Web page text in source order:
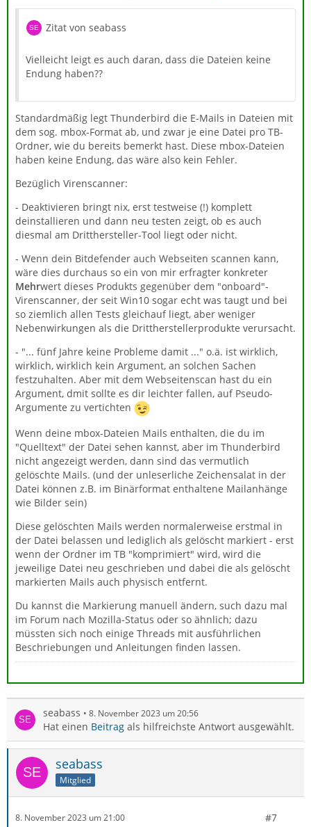
Zitat von seabass
Vielleicht leigt es auch daran, dass die Dateien keine
Endung haben??
Standardmäßig legt Thunderbird die E-Mails in Dateien mit
dem sog. mbox-Format ab, und zwar je eine Datei pro TB-
Ordner, wie du bereits bemerkt hast. Diese mbox-Dateien
haben keine Endung, das wäre also kein Fehler.
Bezüglich Virenscanner:
- Deaktivieren bringt nix, erst testweise (!) komplett
deinstallieren und dann neu testen zeigt, ob es auch
diesmal am Dritthersteller-Tool liegt oder nicht.
- Wenn dein Bitdefender auch Webseiten scannen kann,
wäre dies durchaus so ein von mir erfragter konkreter
Mehrwert dieses Produkts gegenüber dem "onboard"-
Virenscanner, der seit Win10 sogar echt was taugt und bei
so ziemlich allen Tests gleichauf liegt, aber weniger
Nebenwirkungen als die Drittherstellerprodukte verursacht.
- "... fünf Jahre keine Probleme damit ..." o.ä. ist wirklich,
wirklich, wirklich kein Argument, an solchen Sachen
festzuhalten. Aber mit dem Webseitenscan hast du ein
Argument, dmit sollte es dir leichter fallen, auf Pseudo-
Argumente zu vertichten
Wenn deine mbox-Dateien Mails enthalten, die du im
"Quelltext" der Datei sehen kannst, aber im Thunderbird
nicht angezeigt werden, dann sind das vermutlich
gelöschte Mails. (und der unleserliche Zeichensalat in der
Datei können z.B. im Binärformat enthaltene Mailanhänge
wie Bilder sein)
Diese gelöschten Mails werden normalerweise erstmal in
der Datei belassen und lediglich als gelöscht markiert - erst
wenn der Ordner im TB "komprimiert" wird, wird die
jeweilige Datei neu geschrieben und dabei die als gelöscht
markierten Mails auch physisch entfernt.
Du kannst die Markierung manuell ändern, such dazu mal
im Forum nach Mozilla-Status oder so ähnlich; dazu
müssten sich noch einige Threads mit ausführlichen
Beschriebungen und Anleitungen finden lassen.
seabass 8. November 2023 um 20:56
Hat einen Beitrag als hilfreichste Antwort ausgewählt.
seabass
Mitglied
8. November 2023 um 21:00 #7